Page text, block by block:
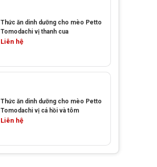
Thức ăn dinh dưỡng cho mèo Petto
Tomodachi vị thanh cua
Liên hệ
Thức ăn dinh dưỡng cho mèo Petto
Tomodachi vị cá hồi và tôm
Liên hệ